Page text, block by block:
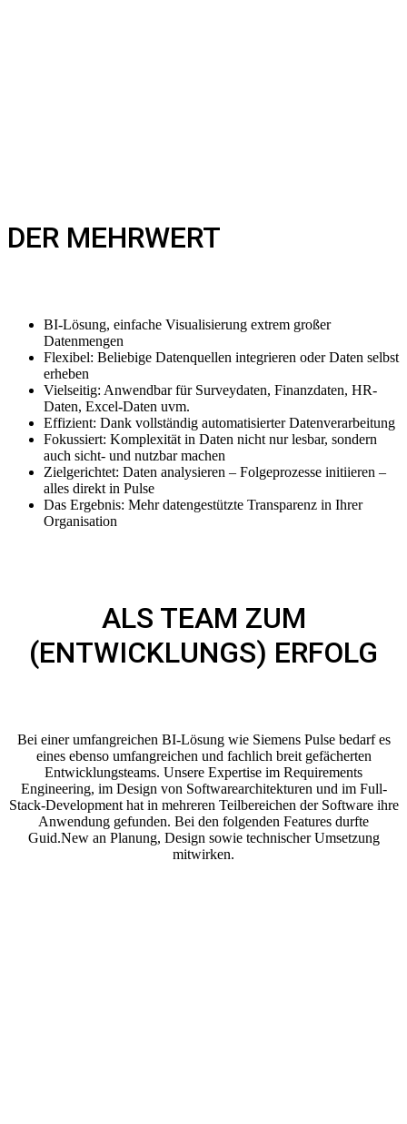
DER MEHRWERT
BI-Lösung, einfache Visualisierung extrem großer
Datenmengen
Flexibel: Beliebige Datenquellen integrieren oder Daten selbst
erheben
Vielseitig: Anwendbar für Surveydaten, Finanzdaten, HR-
Daten, Excel-Daten uvm.
Effizient: Dank vollständig automatisierter Datenverarbeitung
Fokussiert: Komplexität in Daten nicht nur lesbar, sondern
auch sicht- und nutzbar machen
Zielgerichtet: Daten analysieren – Folgeprozesse initiieren –
alles direkt in Pulse
Das Ergebnis: Mehr datengestützte Transparenz in Ihrer
Organisation
ALS TEAM ZUM
(ENTWICKLUNGS) ERFOLG
Bei einer umfangreichen BI-Lösung wie Siemens Pulse bedarf es
eines ebenso umfangreichen und fachlich breit gefächerten
Entwicklungsteams. Unsere Expertise im Requirements
Engineering, im Design von Softwarearchitekturen und im Full-
Stack-Development hat in mehreren Teilbereichen der Software ihre
Anwendung gefunden. Bei den folgenden Features durfte
Guid.New an Planung, Design sowie technischer Umsetzung
mitwirken.